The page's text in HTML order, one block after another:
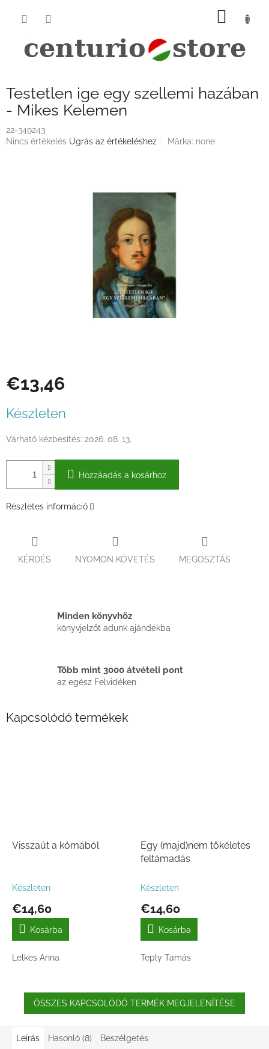
KOSÁR
Testetlen ige egy szellemi hazában
- Mikes Kelemen
22-349243
A
Nincs értékelés Ugrás az értékeléshez Márka: none
€13,46
Készleten
Várható kézbesítés: 2026. 08. 13.
Hozzáadás a kosárhoz
Részletes információ
KÉRDÉS NYOMON KÖVETÉS MEGOSZTÁS
Minden könyvhöz
könyvjelzőt adunk ajándékba
Több mint 3000 átvételi pont
az egész Felvidéken
Kapcsolódó termékek
Visszaút a kómából
Készleten
€14,60
Kosárba
Lelkes Anna
Egy (majd)nem tökéletes
feltámadás
Készleten
€14,60
Kosárba
Teply Tamás
ÖSSZES KAPCSOLÓDÓ TERMÉK MEGJELENÍTÉSE
Leírás Hasonló (8) Beszélgetés